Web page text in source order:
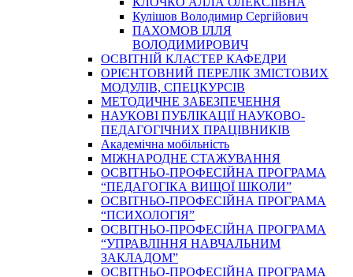
Кулішов Володимир Сергійович
ПАХОМОВ ІЛЛЯ
ВОЛОДИМИРОВИЧ
ОСВІТНІЙ КЛАСТЕР КАФЕДРИ
ОРІЄНТОВНИЙ ПЕРЕЛІК ЗМІСТОВИХ
МОДУЛІВ, СПЕЦКУРСІВ
МЕТОДИЧНЕ ЗАБЕЗПЕЧЕННЯ
НАУКОВІ ПУБЛІКАЦІЇ НАУКОВО-
ПЕДАГОГІЧНИХ ПРАЦІВНИКІВ
Академічна мобільність
МІЖНАРОДНЕ СТАЖУВАННЯ
ОСВІТНЬО-ПРОФЕСІЙНА ПРОГРАМА
“ПЕДАГОГІКА ВИЩОЇ ШКОЛИ”
ОСВІТНЬО-ПРОФЕСІЙНА ПРОГРАМА
“ПСИХОЛОГІЯ”
ОСВІТНЬО-ПРОФЕСІЙНА ПРОГРАМА
“УПРАВЛІННЯ НАВЧАЛЬНИМ
ЗАКЛАДОМ”
ОСВІТНЬО-ПРОФЕСІЙНА ПРОГРАМА